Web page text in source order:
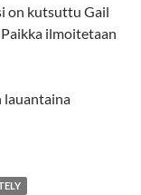
on kutsuttu Gail
ilmoitetaan
lauantaina